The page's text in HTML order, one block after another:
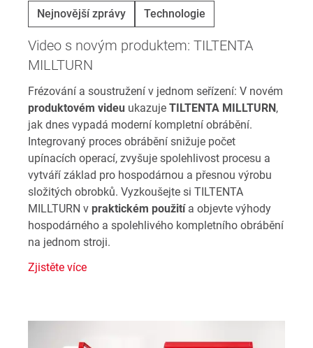
Nejnovější zprávy Technologie
Video s novým produktem: TILTENTA
MILLTURN
Frézování a soustružení v jednom seřízení: V novém
produktovém videu ukazuje TILTENTA MILLTURN,
jak dnes vypadá moderní kompletní obrábění.
Integrovaný proces obrábění snižuje počet
upínacích operací, zvyšuje spolehlivost procesu a
vytváří základ pro hospodárnou a přesnou výrobu
složitých obrobků. Vyzkoušejte si TILTENTA
MILLTURN v praktickém použitía objevte výhody
hospodárného a spolehlivého kompletního obrábění
na jednom stroji.
Zjistěte více